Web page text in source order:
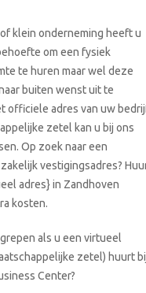
klein onderneming heeft u
om een fysiek
te huren maar wel deze
buiten wenst uit te
officiele adres van uw
zetel kan u bij ons
Op zoek naar een
vestigingsadres?
adres} in Zandhoven
kosten.
als u een virtueel
zetel) huurt
Center?